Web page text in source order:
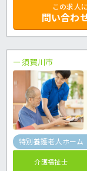
この求人に
問い合わ
須賀川市
特別養護老人ホーム
介護福祉士